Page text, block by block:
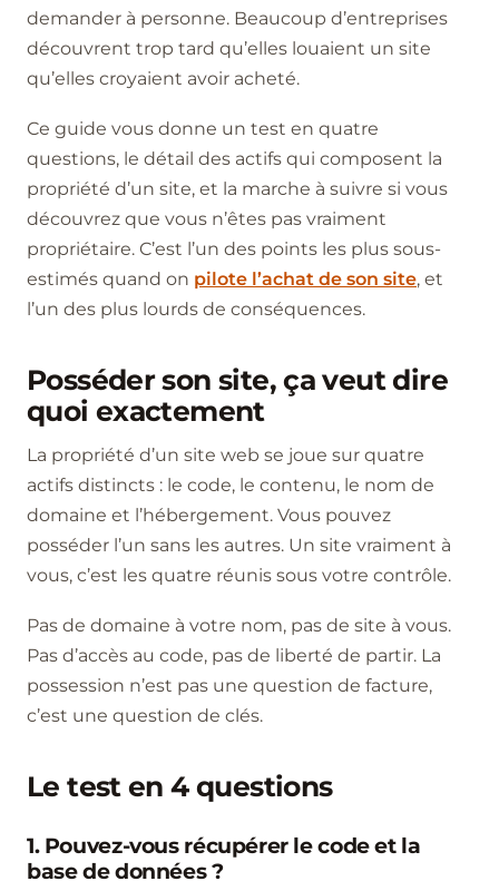
demander à personne. Beaucoup d’entreprises
découvrent trop tard qu’elles louaient un site
qu’elles croyaient avoir acheté.
Ce guide vous donne un test en quatre
questions, le détail des actifs qui composent la
propriété d’un site, et la marche à suivre si vous
découvrez que vous n’êtes pas vraiment
propriétaire. C’est l’un des points les plus sous-
estimés quand on pilote l’achat de son site, et
l’un des plus lourds de conséquences.
Posséder son site, ça veut dire
quoi exactement
La propriété d’un site web se joue sur quatre
actifs distincts : le code, le contenu, le nom de
domaine et l’hébergement. Vous pouvez
posséder l’un sans les autres. Un site vraiment à
vous, c’est les quatre réunis sous votre contrôle.
Pas de domaine à votre nom, pas de site à vous.
Pas d’accès au code, pas de liberté de partir. La
possession n’est pas une question de facture,
c’est une question de clés.
Le test en 4 questions
1. Pouvez-vous récupérer le code et la
base de données ?